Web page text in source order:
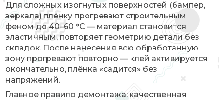
Для сложных изогнутых поверхностей (бампер,
зеркала) плёнку прогревают строительным
феном до 40–60 °C — материал становится
эластичным, повторяет геометрию детали без
складок. После нанесения всю обработанную
зону прогревают повторно — клей активируется
окончательно, плёнка «садится» без
напряжений.
Главное правило демонтажа: качественная